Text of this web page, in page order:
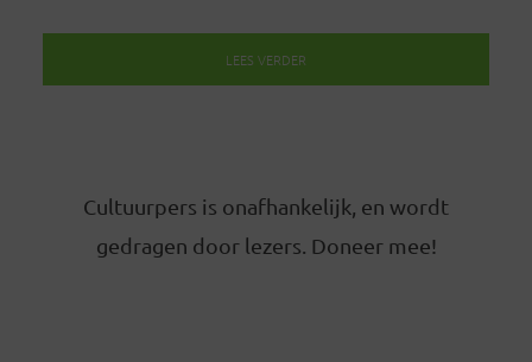
LEES VERDER
Cultuurpers is onafhankelijk, en wordt
gedragen door lezers. Doneer mee!